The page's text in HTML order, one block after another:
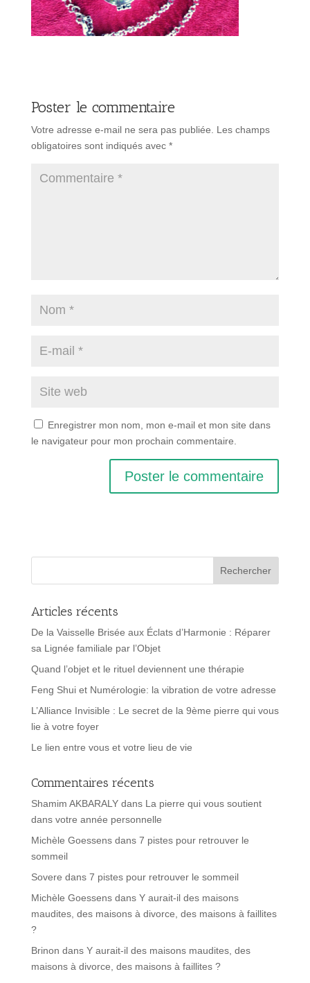
Poster le commentaire
Votre adresse e-mail ne sera pas publiée.
Les champs
obligatoires sont indiqués avec *
Enregistrer mon nom, mon e-mail et mon site dans
le navigateur pour mon prochain commentaire.
Articles récents
De la Vaisselle Brisée aux Éclats d’Harmonie : Réparer
sa Lignée familiale par l’Objet
Quand l’objet et le rituel deviennent une thérapie
Feng Shui et Numérologie: la vibration de votre adresse
L’Alliance Invisible : Le secret de la 9ème pierre qui vous
lie à votre foyer
Le lien entre vous et votre lieu de vie
Commentaires récents
Shamim AKBARALYdans La pierre qui vous soutient
dans votre année personnelle
Michèle Goessensdans 7 pistes pour retrouver le
sommeil
Sovere dans 7 pistes pour retrouver le sommeil
Michèle Goessensdans Y aurait-il des maisons
maudites, des maisons à divorce, des maisons à faillites
?
Brinon dans Y aurait-il des maisons maudites, des
maisons à divorce, des maisons à faillites ?